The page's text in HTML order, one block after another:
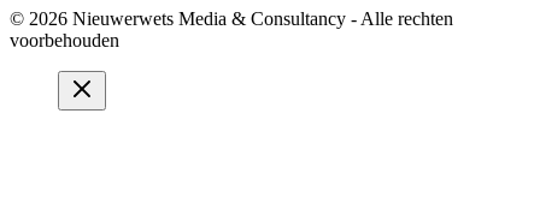
© 2026 Nieuwerwets Media & Consultancy - Alle rechten
voorbehouden